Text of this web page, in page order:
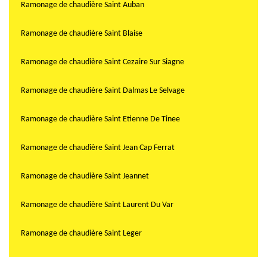
Ramonage de chaudière Saint Auban
Ramonage de chaudière Saint Blaise
Ramonage de chaudière Saint Cezaire Sur Siagne
Ramonage de chaudière Saint Dalmas Le Selvage
Ramonage de chaudière Saint Etienne De Tinee
Ramonage de chaudière Saint Jean Cap Ferrat
Ramonage de chaudière Saint Jeannet
Ramonage de chaudière Saint Laurent Du Var
Ramonage de chaudière Saint Leger